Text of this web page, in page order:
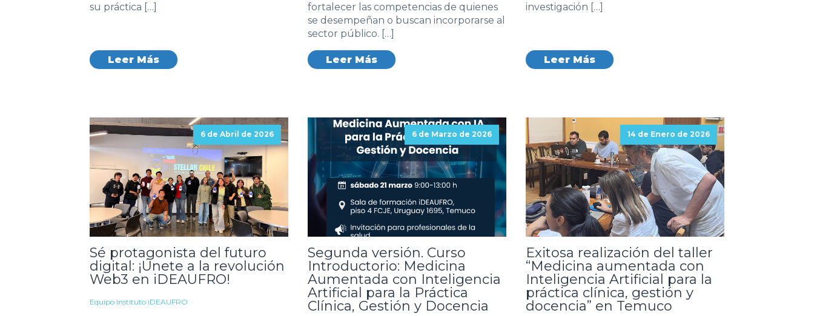
su práctica […]
Leer Más
fortalecer las competencias de quienes
se desempeñan o buscan incorporarse al
sector público. […]
Leer Más
investigación […]
Leer Más
6 de Abril de 2026
Sé protagonista del futuro
digital: ¡Únete a la revolución
Web3 en iDEAUFRO!
Equipo Instituto iDEAUFRO
6 de Marzo de 2026
Segunda versión. Curso
Introductorio: Medicina
Aumentada con Inteligencia
Artificial para la Práctica
Clínica, Gestión y Docencia
14 de Enero de 2026
Exitosa realización del taller
“Medicina aumentada con
Inteligencia Artificial para la
práctica clínica, gestión y
docencia” en Temuco